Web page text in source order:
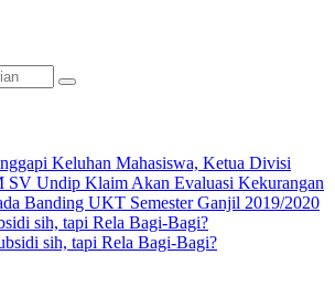
Keluhan Mahasiswa, Ketua Divisi
SV Undip Klaim Akan Evaluasi Kekurangan
Banding UKT Semester Ganjil 2019/2020
sih, tapi Rela Bagi-Bagi?
sih, tapi Rela Bagi-Bagi?